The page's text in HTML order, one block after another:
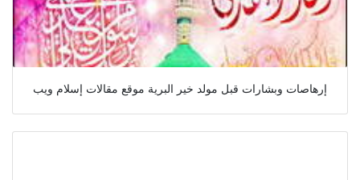
إرهاصات وبشارات قبل مولد خير البرية موقع مقالات إسلام ويب